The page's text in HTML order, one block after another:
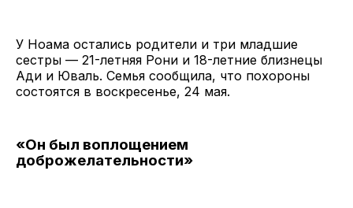
У Ноама остались родители и три младшие
сестры — 21-летняя Рони и 18-летние близнецы
Ади и Юваль. Семья сообщила, что похороны
состоятся в воскресенье, 24 мая.
«Он был воплощением
доброжелательности»